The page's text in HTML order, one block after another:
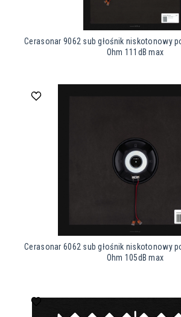
Cerasonar 9062 sub głośnik niskotonowy
Ohm 111dB max
Cerasonar 6062 sub głośnik niskotonowy
Ohm 105dB max